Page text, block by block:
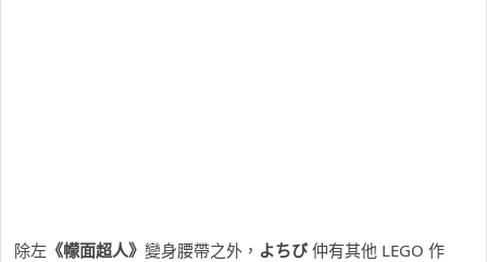
除左 《幪面超人》 變身腰帶之外， よちび仲有其他 LEGO 作